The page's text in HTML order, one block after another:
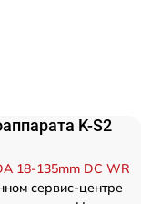
K-S2
18-135mm DC WR
сервис-центре